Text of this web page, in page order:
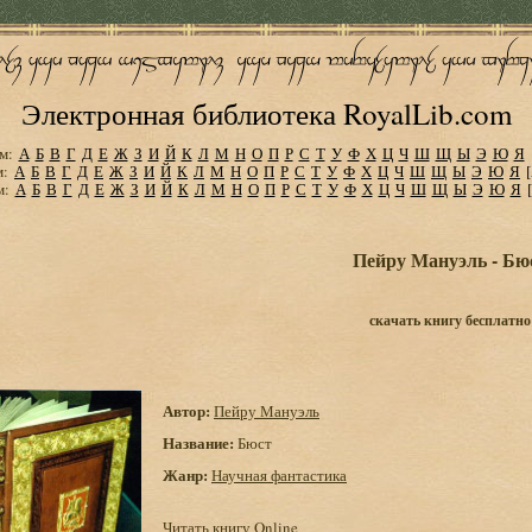
Электронная библиотека RoyalLib.com
А Б В Г Д Е Ж З И Й К Л М Н О П Р С Т У Ф Х Ц Ч Ш Щ Ы Э Ю Я
А Б В Г Д Е Ж З И Й К Л М Н О П Р С Т У Ф Х Ц Ч Ш Щ Ы Э Ю Я
А Б В Г Д Е Ж З И Й К Л М Н О П Р С Т У Ф Х Ц Ч Ш Щ Ы Э Ю Я
Пейру Мануэль -
скачать книгу бесплатно
Автор: Пейру Мануэль
Название: Бюст
Жанр: Научная фантастика
Читать книгу Online